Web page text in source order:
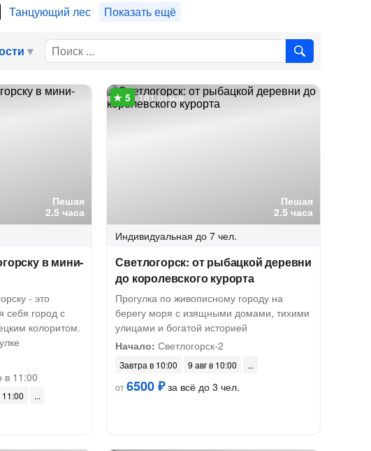
Танцующий лес Показать ещё
Пешая
2.5 часа
в мини-
- это
себя город с
колоритом.
в 11:00
11:00
Пешая
2.5 часа
181 отзыв
Индивидуальная до 7 чел.
Светлогорск: от рыбацкой деревни
до королевского курорта
Прогулка по живописному городу на
берегу моря с изящными домами, тихими
улицами и богатой историей
Начало: Светлогорск-2
Завтра в 10:00
9 авг в 10:00
от6500 ₽за всё до 3 чел.